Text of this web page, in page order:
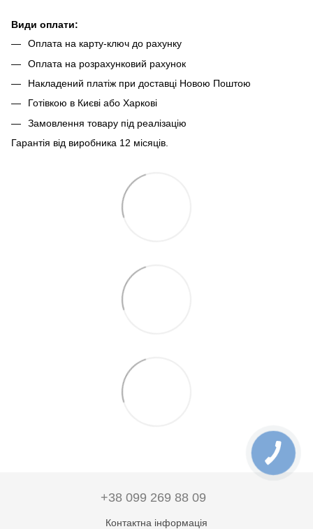
Види оплати:
Оплата на карту-ключ до рахунку
Оплата на розрахунковий рахунок
Накладений платіж при доставці Новою Поштою
Готівкою в Києві або Харкові
Замовлення товару під реалізацію
Гарантія від виробника 12 місяців.
+38 099 269 88 09
Контактна інформація